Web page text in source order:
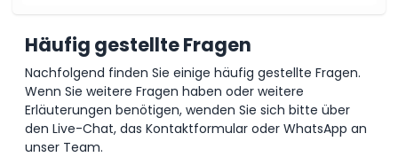
Häufig gestellte Fragen
Nachfolgend finden Sie einige häufig gestellte Fragen.
Wenn Sie weitere Fragen haben oder weitere
Erläuterungen benötigen, wenden Sie sich bitte über
den Live-Chat, das Kontaktformular oder WhatsApp an
unser Team.